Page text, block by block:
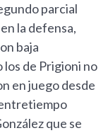
parcial
la defensa,
baja
de Prigioni no
en juego desde
que se